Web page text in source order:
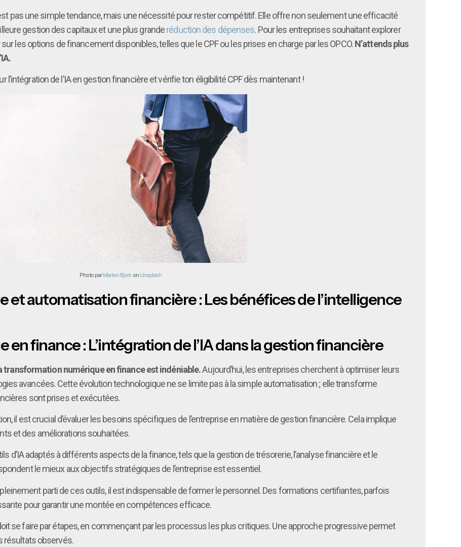
pas une simple tendance, mais une nécessité pour rester compétitif. Elle offre non seulement une efficacité
gestion des capitaux et une plus granderéduction des dépenses. Pour les entreprises souhaitant explorer
les options de financement disponibles, telles que le CPF ou les prises en charge par les OPCO.N’attends plus
de l’IA en gestion financière et vérifie ton éligibilité CPF dès maintenant !
Photo par Marten Bjorkon Unsplash
automatisation financière : Les bénéfices de l’intelligence
finance : L’intégration de l’IA dans la gestion financière
transformation numérique en finance est indéniable.Aujourd’hui, les entreprises cherchent à optimiser leurs
avancées. Cette évolution technologique ne se limite pas à la simple automatisation ; elle transforme
sont prises et exécutées.
il est crucial d’évaluer les besoins spécifiques de l’entreprise en matière de gestion financière. Cela implique
et des améliorations souhaitées.
d’IA adaptés à différents aspects de la finance, tels que la gestion de trésorerie, l’analyse financière et le
le mieux aux objectifs stratégiques de l’entreprise est essentiel.
parti de ces outils, il est indispensable de former le personnel. Des formations certifiantes, parfois
pour garantir une montée en compétences efficace.
se faire par étapes, en commençant par les processus les plus critiques. Une approche progressive permet
résultats observés.